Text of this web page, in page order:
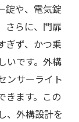
錠や、電気錠
さらに、門扉
ぎず、かつ乗
いです。外構
ンサーライト
きます。この
、外構設計を